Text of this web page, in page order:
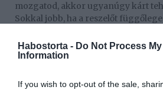
Habostorta - Do Not Process
Information
If you wish to opt-out of the sale,
mozgatod, akkor ugyanúgy kárt
Sokkal jobb, ha a reszelőt
irányba. A rendszeres reszelésnek
maradnak, és nem törnek le.
rajtuk a kosz és a baktériumok.